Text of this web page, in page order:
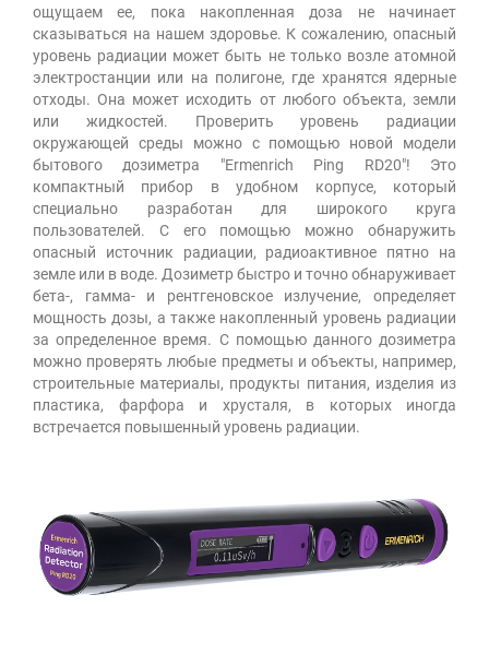
ощущаем ее, пока накопленная доза не начинает
сказываться на нашем здоровье. К сожалению, опасный
уровень радиации может быть не только возле атомной
электростанции или на полигоне, где хранятся ядерные
отходы. Она может исходить от любого объекта, земли
или жидкостей. Проверить уровень радиации
окружающей среды можно с помощью новой модели
бытового дозиметра "Ermenrich Ping RD20"! Это
компактный прибор в удобном корпусе, который
специально разработан для широкого круга
пользователей. С его помощью можно обнаружить
опасный источник радиации, радиоактивное пятно на
земле или в воде. Дозиметр быстро и точно обнаруживает
бета-, гамма- и рентгеновское излучение, определяет
мощность дозы, а также накопленный уровень радиации
за определенное время. С помощью данного дозиметра
можно проверять любые предметы и объекты, например,
строительные материалы, продукты питания, изделия из
пластика, фарфора и хрусталя, в которых иногда
встречается повышенный уровень радиации.